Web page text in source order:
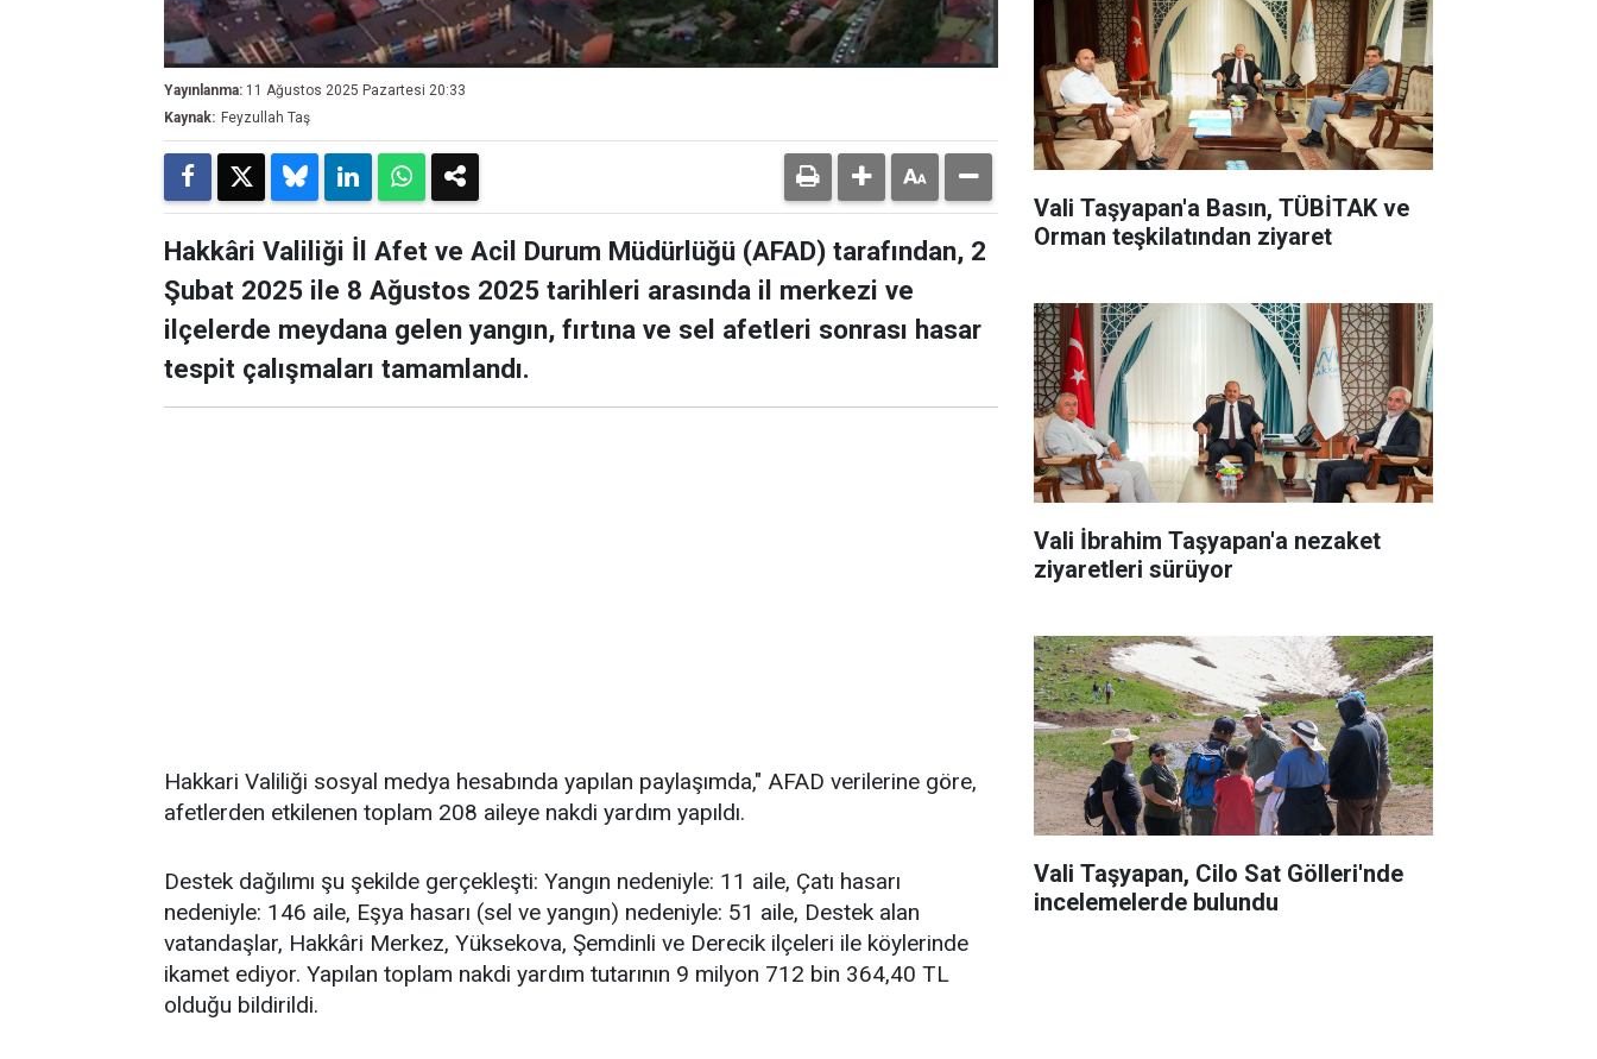
Yayınlanma: 11 Ağustos 2025 Pazartesi 20:33
Kaynak: Feyzullah Taş
Hakkâri Valiliği İl Afet ve Acil Durum Müdürlüğü (AFAD) tarafından, 2
Şubat 2025 ile 8 Ağustos 2025 tarihleri arasında il merkezi ve
ilçelerde meydana gelen yangın, fırtına ve sel afetleri sonrası hasar
tespit çalışmaları tamamlandı.
Hakkari Valiliği sosyal medya hesabında yapılan paylaşımda," AFAD verilerine göre,
afetlerden etkilenen toplam 208 aileye nakdi yardım yapıldı.
Destek dağılımı şu şekilde gerçekleşti: Yangın nedeniyle: 11 aile, Çatı hasarı
nedeniyle: 146 aile, Eşya hasarı (sel ve yangın) nedeniyle: 51 aile, Destek alan
vatandaşlar, Hakkâri Merkez, Yüksekova, Şemdinli ve Derecik ilçeleri ile köylerinde
ikamet ediyor. Yapılan toplam nakdi yardım tutarının 9 milyon 712 bin 364,40 TL
olduğu bildirildi.
Vali Taşyapan'a Basın, TÜBİTAK ve
Orman teşkilatından ziyaret
Vali İbrahim Taşyapan'a nezaket
ziyaretleri sürüyor
Vali Taşyapan, Cilo Sat Gölleri'nde
incelemelerde bulundu